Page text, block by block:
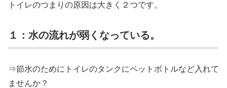
トイレのつまりの原因は大きく２つです。
１：水の流れが弱くなっている。
⇒節水のためにトイレのタンクにペットボトルなど入れて
ませんか？